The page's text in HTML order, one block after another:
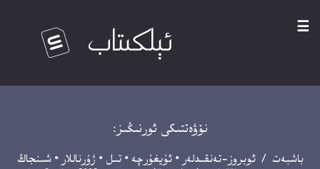
☰
نۆۋەتتىكى ئورنىڭىز:
باشبەت /ئوبروز-تەنقىدلەر •ئۇيغۇرچە •تىل • ژۇرناللار •شىنجاڭ